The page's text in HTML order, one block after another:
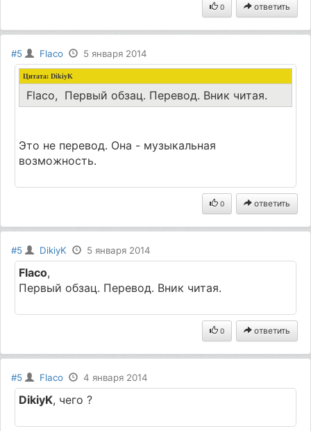
0 ответить
#5 Flaco 5 января 2014
Цитата:DikiyK
Flaco, Первый обзац. Перевод. Вник читая.
Это не перевод. Она - музыкальная
возможность.
0 ответить
#5 DikiyK 5 января 2014
Flaco,
Первый обзац. Перевод. Вник читая.
0 ответить
#5 Flaco 4 января 2014
DikiyK, чего ?